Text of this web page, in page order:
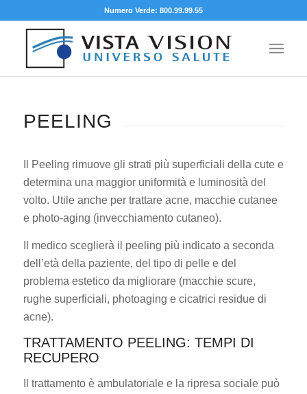
Numero Verde: 800.99.99.55
PEELING
Il Peeling rimuove gli strati più superficiali della cute e
determina una maggior uniformità e luminosità del
volto. Utile anche per trattare acne, macchie cutanee
e photo-aging (invecchiamento cutaneo).
Il medico sceglierà il peeling più indicato a seconda
dell’età della paziente, del tipo di pelle e del
problema estetico da migliorare (macchie scure,
rughe superficiali, photoaging e cicatrici residue di
acne).
TRATTAMENTO PEELING: TEMPI DI
RECUPERO
Il trattamento è ambulatoriale e la ripresa sociale può